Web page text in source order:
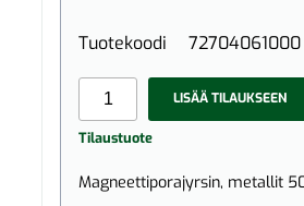
Tuotekoodi 72704061000
LISÄÄ TILAUKSEEN
Tilaustuote
Magneettiporajyrsin, metallit